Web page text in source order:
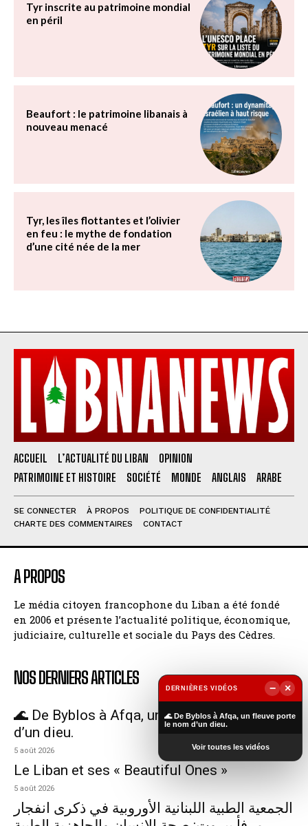
Tyr inscrite au patrimoine mondial
en péril
Beaufort : le patrimoine libanais à
nouveau menacé
Tyr, les îles flottantes et l’olivier
en feu : le mythe de fondation
d’une cité née de la mer
ACCUEIL L’ACTUALITÉ DU LIBAN
OPINION
PATRIMOINE ET HISTOIRE
SOCIÉTÉ MONDE ANGLAIS ARABE
SE CONNECTER À PROPOS
POLITIQUE DE CONFIDENTIALITÉ
CHARTE DES COMMENTAIRES
CONTACT
A PROPOS
Le média citoyen francophone du Liban a été fondé
en 2006 et présente l’actualité politique, économique,
judiciaire, culturelle et sociale du Pays des Cèdres.
NOS DERNIERS ARTICLES
🌊 De Byblos à Afqa, un fleuve porte le nom
d’un dieu.
5 août 2026
Le Liban et ses « Beautiful Ones »
5 août 2026
الجمعية الطبية اللبنانية الأوروبية في ذكرى انفجار
DERNIÈRES VIDÉOS −
×
🌊 De Byblos à Afqa, un fleuve porte
le nom d’un dieu.
Voir toutes les vidéos